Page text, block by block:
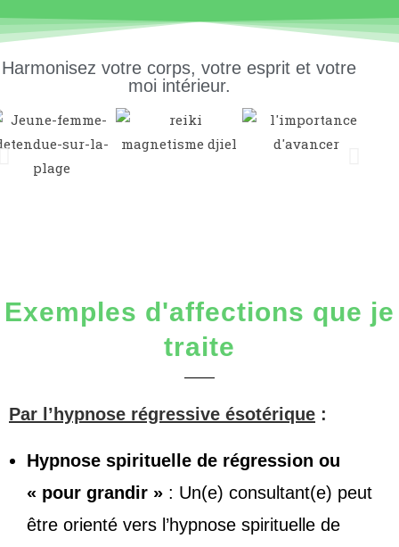
Harmonisez votre corps, votre esprit et votre
moi intérieur.
Exemples d'affections que je
traite
Par l’hypnose régressive ésotérique :
Hypnose spirituelle de régression ou
« pour grandir » : Un(e) consultant(e) peut
être orienté vers l’hypnose spirituelle de